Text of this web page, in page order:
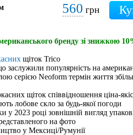
560 грн
бренду зі знижкою
щіток Trico
заслужили популярність на
серією Neoform термін життя
щіток співвідношення ціна-
лобове скло за будь-якої погоди
у 2023 році зовнішній вигляд
на фото
у Мексиці/Румунії